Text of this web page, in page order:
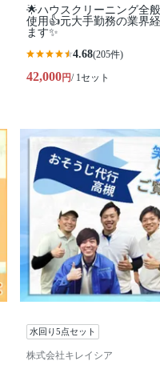
🌟ハウスクリーニング全
使用👍元大手勤務の業界
ます✨
4.68(205件)
42,000円/ 1セット
水回り5点セット
株式会社キレイシア